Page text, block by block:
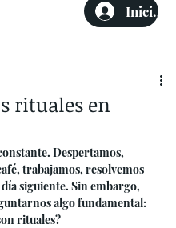
Iniciar
rituales en
Despertamos,
trabajamos, resolvemos
siguiente. Sin embargo,
algo fundamental:
rituales?